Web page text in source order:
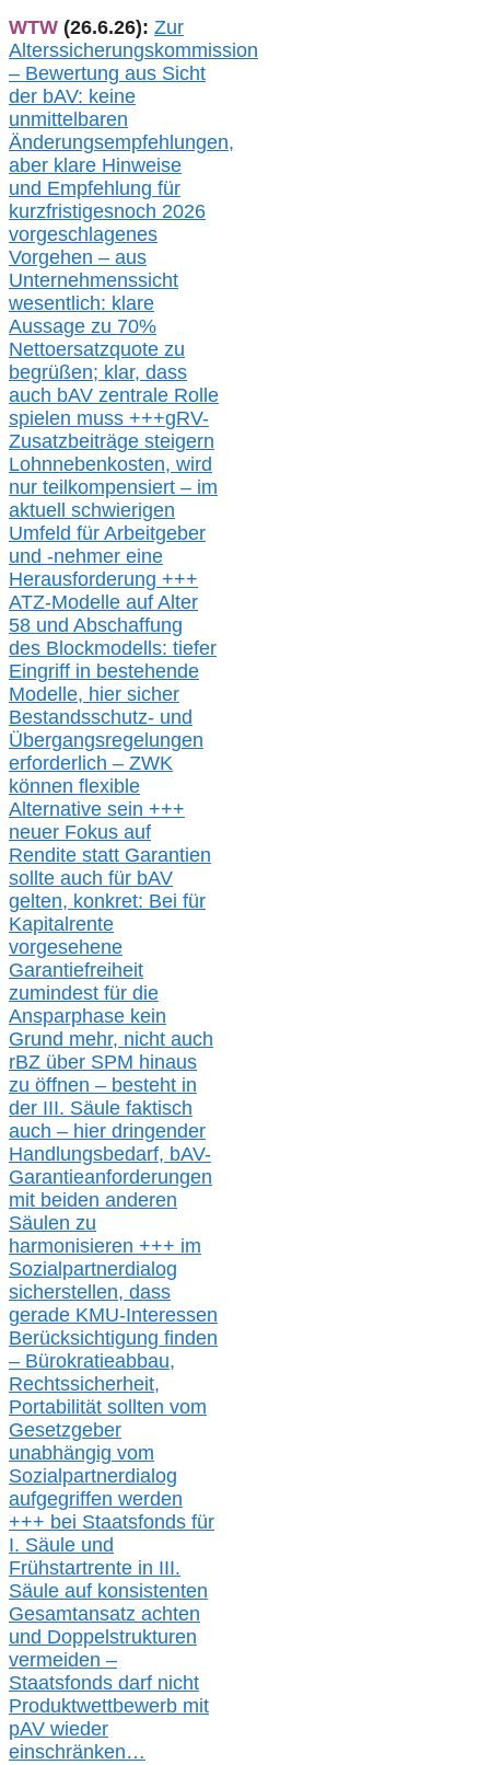
WTW (26.6.26): Zur
Alterssicherungskommission
– Bewertung aus Sicht
der bAV: keine
unmittelbaren
Änderungsempfehlungen,
aber klare Hinweise
und Empfehlung für
kurzfristigesnoch 2026
vorgeschlagenes
Vorgehen – aus
Unternehmenssicht
wesentlich: klare
Aussage zu 70%
Nettoersatzquote zu
begrüßen; klar, dass
auch bAV zentrale Rolle
spielen muss +++gRV-
Zusatzbeiträge steigern
Lohnnebenkosten, wird
nur teilkompensiert – im
aktuell schwierigen
Umfeld für Arbeitgeber
und -nehmer eine
Herausforderung +++
ATZ-Modelle auf Alter
58 und Abschaffung
des Blockmodells: tiefer
Eingriff in bestehende
Modelle, hier sicher
Bestandsschutz- und
Übergangsregelungen
erforderlich – ZWK
können flexible
Alternative sein +++
neuer Fokus auf
Rendite statt Garantien
sollte auch für bAV
gelten, konkret: Bei für
Kapitalrente
vorgesehene
Garantiefreiheit
zumindest für die
Ansparphase kein
Grund mehr, nicht auch
rBZ über SPM hinaus
zu öffnen – besteht in
der III. Säule faktisch
auch – hier dringender
Handlungsbedarf, bAV-
Garantieanforderungen
mit beiden anderen
Säulen zu
harmonisieren +++ im
Sozialpartnerdialog
sicherstellen, dass
gerade KMU-Interessen
Berücksichtigung finden
– Bürokratieabbau,
Rechtssicherheit,
Portabilität sollten vom
Gesetzgeber
unabhängig vom
Sozialpartnerdialog
aufgegriffen werden
+++ bei Staatsfonds für
I. Säule und
Frühstartrente in III.
Säule auf konsistenten
Gesamtansatz achten
und Doppelstrukturen
vermeiden –
Staatsfonds darf nicht
Produktwettbewerb mit
pAV wieder
einschränken…